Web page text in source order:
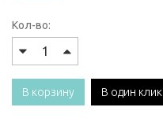
Кол-во:
В корзину В один клик